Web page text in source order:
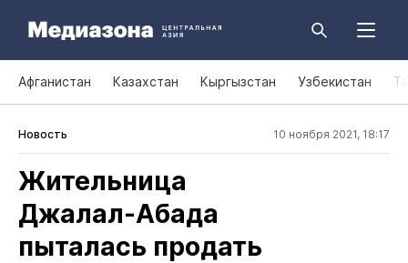
Афганистан Казахстан Кыргызстан Узбекистан
Новость 10 ноября 2021, 18:17
Жительница
Джалал‑Абада
пыталась продать